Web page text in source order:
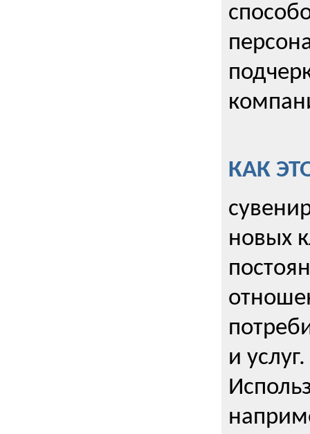
КАК
новых
и услуг.